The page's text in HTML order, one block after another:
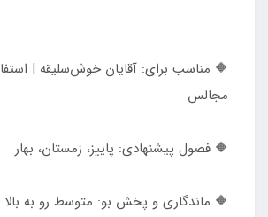
🔶 مناسب برای: آقایان خوش‌سلیقه |
مجالس
🔶 فصول پیشنهادی: پاییز، زمستان، بهار
🔶 ماندگاری و پخش بو: متوسط رو به